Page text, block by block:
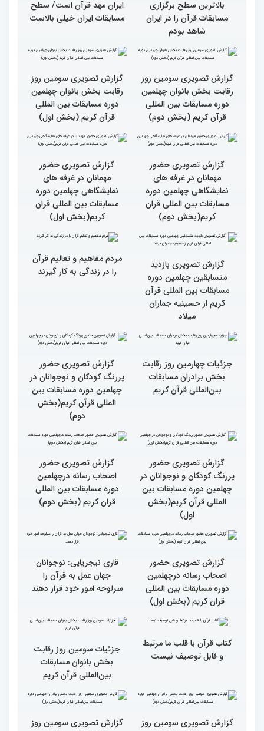
این مسابقات
بالاترین سطح برگزاری
مسابقات قرآن را در ایران
شاهد بودم
ایران مهد قرآن است/ سطح
مسابقات ایران خیلی بالاست
گزارش تصویری سومین روز
رقابت بخش بانوان چهلمین
دوره مسابقات بین المللی
قرآن کریم (بخش دوم)
گزارش تصویری سومین روز
رقابت بخش بانوان چهلمین
دوره مسابقات بین المللی
قرآن کریم (بخش اول)
گزارش تصویری حضور
مهمانان در غرفه های
نمایشگاهی چهلمین دوره
مسابقات بین المللی قران
کریم(بخش دوم)
گزارش تصویری حضور
مهمانان در غرفه های
نمایشگاهی چهلمین دوره
کریم(بخش اول)
گزارش تصویری بازدید
متسابقین چهلمین دوره
مسابقات بین المللی قرآن
کریم از حسینیه جماران
میلاد
بین‌المللی قرآن کریم
گزارش تصویری حضور
پررنگ کودکان و نوجوانان در
چهلمین دوره مسابقات بین
المللی قرآن کریم(بخش
دوم)
گزارش تصویری حضور
پررنگ کودکان و نوجوانان در
چهلمین دوره مسابقات بین
المللی قرآن کریم(بخش
اول)
گزارش تصویری حضور
دوره مسابقات بین المللی
قران کریم (بخش دوم)
گزارش تصویری حضور
اصحاب رسانه درچهلمین
قران کریم (بخش اول)
جهان عمل به قرآن را
سرلوحه امور خود قرار دهند
کتاب قرآن با قلب ما مرتبط
و قابل توصیف نیست
جزئیات سومین روز رقابت
بخش بانوان مسابقات
بین‌المللی قرآن کریم